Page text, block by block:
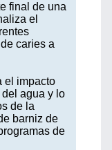
final de una
el
caries a
el impacto
agua y lo
de la
barniz de
de